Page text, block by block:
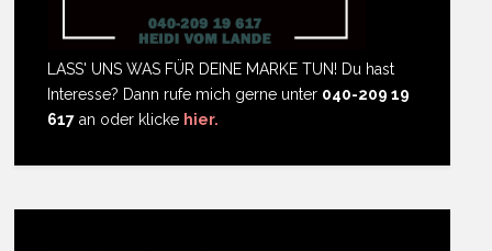
LASS' UNS WAS FÜR DEINE MARKE TUN! Du hast
Interesse? Dann rufe mich gerne unter 040-209 19
617 an oder klicke hier.